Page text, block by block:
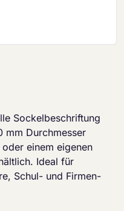
Sockelbeschriftung
mm Durchmesser
einem eigenen
Ideal für
Schul- und Firmen-